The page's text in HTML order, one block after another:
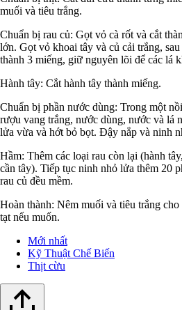
muối và tiêu trắng.
Chuẩn bị rau củ: Gọt vỏ cà rốt và cắt
lớn. Gọt vỏ khoai tây và củ cải trắng,
thành 3 miếng, giữ nguyên lõi để các lá
Hành tây: Cắt hành tây thành miếng.
Chuẩn bị phần nước dùng: Trong một
rượu vang trắng, nước dùng, nước và lá
lửa vừa và hớt bỏ bọt. Đậy nắp và ninh
Hầm: Thêm các loại rau còn lại (hành
cần tây). Tiếp tục ninh nhỏ lửa thêm 20
rau củ đều mềm.
Hoàn thành: Nêm muối và tiêu trắng
tạt nếu muốn.
Mới nhất
Kỹ Thuật Chế Biến
Thịt cừu